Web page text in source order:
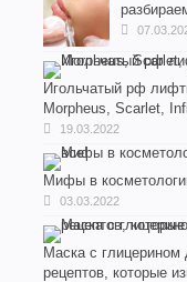
Игольчатый рф
Morpheus, Scarlet,
19.03.2022
Мифы в
03.03.2022
Маска с
рецептов, которые